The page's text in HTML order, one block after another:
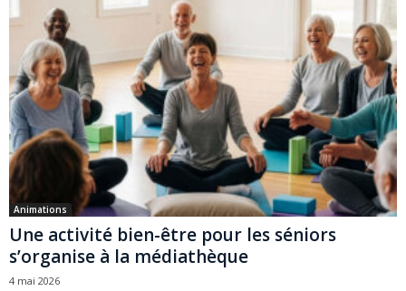
Animations
Une activité bien-être pour les séniors
s’organise à la médiathèque
4 mai 2026